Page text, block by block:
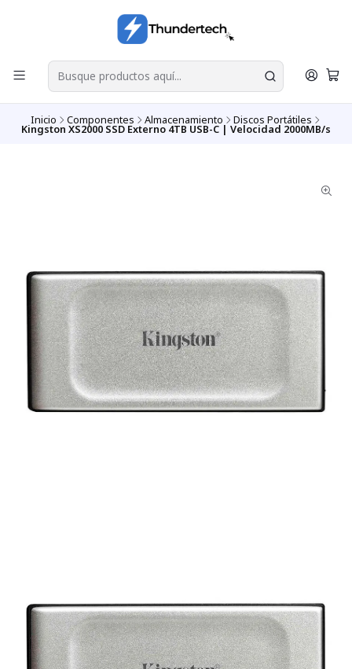
Inicio Componentes Almacenamiento Discos Portátiles
Kingston XS2000 SSD Externo 4TB USB-C | Velocidad 2000MB/s